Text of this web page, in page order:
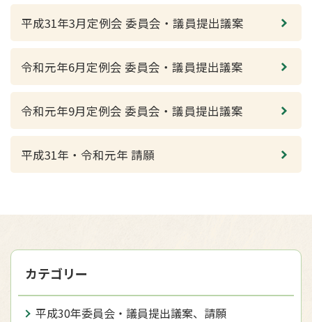
平成31年3月定例会 委員会・議員提出議案
令和元年6月定例会 委員会・議員提出議案
令和元年9月定例会 委員会・議員提出議案
平成31年・令和元年 請願
カテゴリー
平成30年委員会・議員提出議案、請願